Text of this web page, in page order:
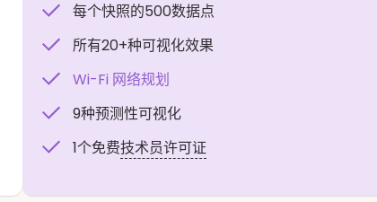
每个快照的500数据点
所有20+种可视化效果
Wi-Fi 网络规划
9种预测性可视化
1个免费技术员许可证